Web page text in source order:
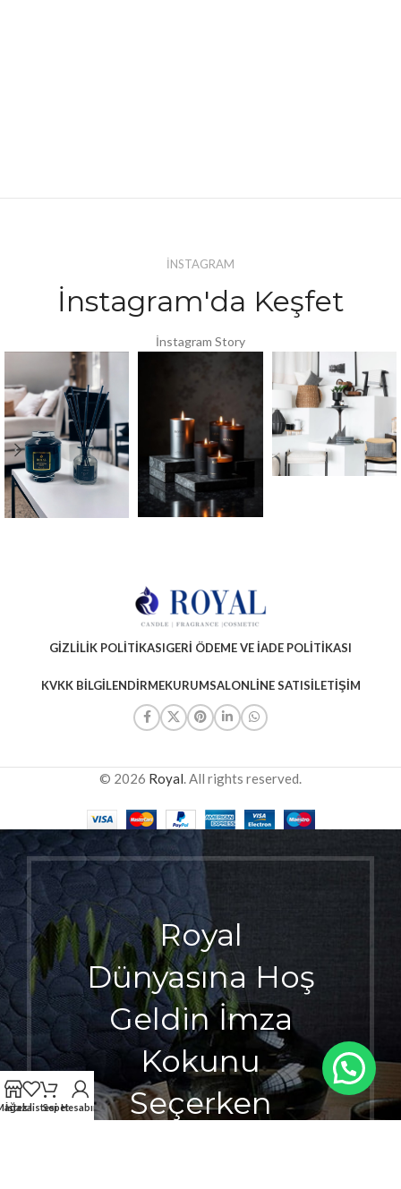
İNSTAGRAM
İnstagram'da Keşfet
İnstagram Story
GIZLILIK POLITIKASIGERI ÖDEME VE İADE POLITIKASI
KVKK BILGILENDIRMEKURUMSALONLINE SATISİLETIŞIM
© 2026 Royal. All rights reserved.
Royal
Dünyasına Hoş
Geldin İmza
Kokunu
Seçerken
İstek listesiSepetHesabım